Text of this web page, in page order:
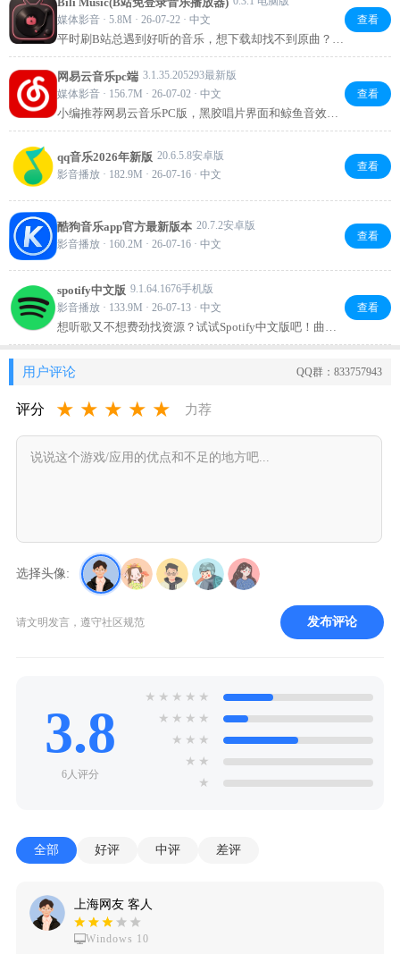
媒体影音 · 5.8M · 26-07-22 · 中文
平时刷B站总遇到好听的音乐，想下载却找不到原曲？试
试Bili Music，一键就能提取B站视频里的音频，轻松保
存到本地。无论是UP主的原创神曲、鬼畜名场面还是直
播录播，它都能快速解析，支持批量操作。日常听歌、
剪辑素材都超实用，免费无广告，真香！
查看
网易云音乐pc端 3.1.35.205293最新版
媒体影音 · 156.7M · 26-07-02 · 中文
小编推荐网易云音乐PC版，黑胶唱片界面和鲸鱼音效让
听歌仪式感满满。私人漫游精准懂你，乐评社区氛围独
特，还能用音乐云盘管理本地歌曲。喜欢探索好音乐的
话，值得一试。
查看
qq音乐2026年新版 20.6.5.8安卓版
影音播放 · 182.9M · 26-07-16 · 中文
查看
酷狗音乐app官方最新版本 20.7.2安卓版
影音播放 · 160.2M · 26-07-16 · 中文
查看
spotify中文版 9.1.64.1676手机版
影音播放 · 133.9M · 26-07-13 · 中文
想听歌又不想费劲找资源？试试Spotify中文版吧！曲库
超全，从流行到小众都有，还能根据你的口味智能推荐
乐，通勤、运动、工作都适合。关键是中文支持很到
查看
用户评论 QQ群：833757943
评分 ★ ★ ★ ★ ★ 力荐
选择头像:
请文明发言，遵守社区规范 发布评论
3.8
6人评分
★ ★ ★ ★ ★
★ ★ ★ ★
★ ★ ★
★ ★
★
全部 好评 中评 差评
上海网友 客人
Windows 10